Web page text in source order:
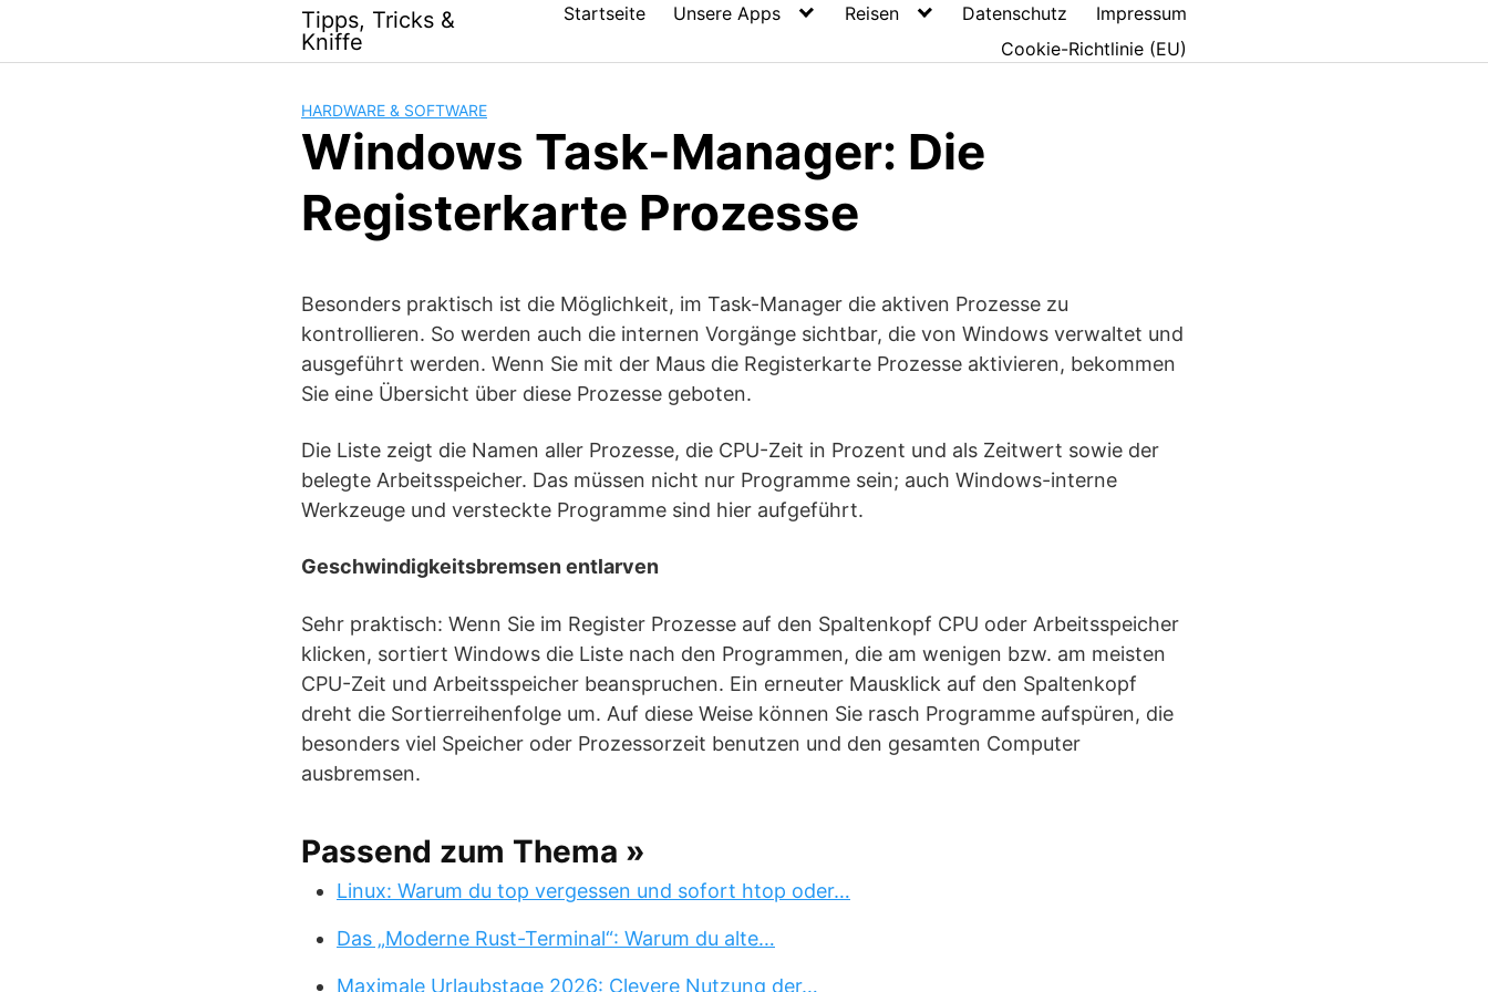
content
Tipps, Tricks &
Kniffe
Startseite Unsere Apps Reisen Datenschutz
Impressum
Cookie-Richtlinie (EU)
HARDWARE & SOFTWARE
Windows Task-Manager: Die
Registerkarte Prozesse
Besonders praktisch ist die Möglichkeit, im Task-Manager die aktiven Prozesse zu
kontrollieren. So werden auch die internen Vorgänge sichtbar, die von Windows verwaltet und
ausgeführt werden. Wenn Sie mit der Maus die Registerkarte Prozesse aktivieren, bekommen
Sie eine Übersicht über diese Prozesse geboten.
Die Liste zeigt die Namen aller Prozesse, die CPU-Zeit in Prozent und als Zeitwert sowie der
belegte Arbeitsspeicher. Das müssen nicht nur Programme sein; auch Windows-interne
Werkzeuge und versteckte Programme sind hier aufgeführt.
Geschwindigkeitsbremsen entlarven
Sehr praktisch: Wenn Sie im Register Prozesse auf den Spaltenkopf CPU oder Arbeitsspeicher
klicken, sortiert Windows die Liste nach den Programmen, die am wenigen bzw. am meisten
CPU-Zeit und Arbeitsspeicher beanspruchen. Ein erneuter Mausklick auf den Spaltenkopf
dreht die Sortierreihenfolge um. Auf diese Weise können Sie rasch Programme aufspüren, die
besonders viel Speicher oder Prozessorzeit benutzen und den gesamten Computer
ausbremsen.
Passend zum Thema »
Linux: Warum du top vergessen und sofort htop oder…
Das „Moderne Rust-Terminal“: Warum du alte…
Maximale Urlaubstage 2026: Clevere Nutzung der…